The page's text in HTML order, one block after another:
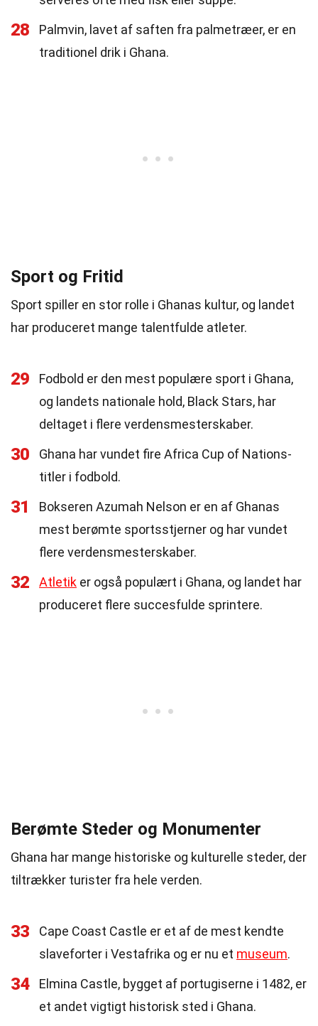
28
Palmvin, lavet af saften fra palmetræer, er en
traditionel drik i Ghana.
Sport og Fritid
Sport spiller en stor rolle i Ghanas kultur, og landet
har produceret mange talentfulde atleter.
29
Fodbold er den mest populære sport i Ghana,
og landets nationale hold, Black Stars, har
deltaget i flere verdensmesterskaber.
30
Ghana har vundet fire Africa Cup of Nations-
titler i fodbold.
31
Bokseren Azumah Nelson er en af Ghanas
mest berømte sportsstjerner og har vundet
flere verdensmesterskaber.
32 Atletik er også populært i Ghana, og landet har
produceret flere succesfulde sprintere.
Berømte Steder og Monumenter
Ghana har mange historiske og kulturelle steder, der
tiltrækker turister fra hele verden.
33
Cape Coast Castle er et af de mest kendte
slaveforter i Vestafrika og er nu et museum.
34
Elmina Castle, bygget af portugiserne i 1482, er
et andet vigtigt historisk sted i Ghana.